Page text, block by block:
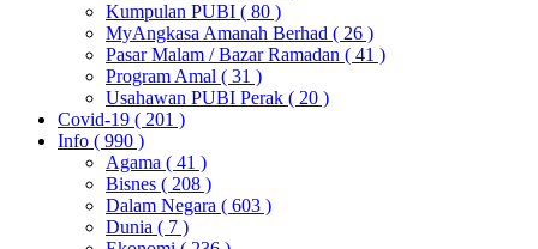
Kumpulan PUBI ( 80 )
MyAngkasa Amanah Berhad ( 26 )
Pasar Malam / Bazar Ramadan ( 41 )
Program Amal ( 31 )
Usahawan PUBI Perak ( 20 )
Covid-19 ( 201 )
Info ( 990 )
Agama ( 41 )
Bisnes ( 208 )
Dalam Negara ( 603 )
Dunia ( 7 )